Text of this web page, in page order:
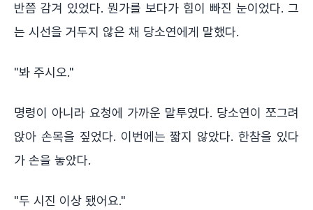
반쯤 감겨 있었다. 뭔가를 보다가 힘이 빠진 눈이었다. 그
는 시선을 거두지 않은 채 당소연에게 말했다.
"봐 주시오."
명령이 아니라 요청에 가까운 말투였다. 당소연이 쪼그려
앉아 손목을 짚었다. 이번에는 짧지 않았다. 한참을 있다
가 손을 놓았다.
"두 시진 이상 됐어요."